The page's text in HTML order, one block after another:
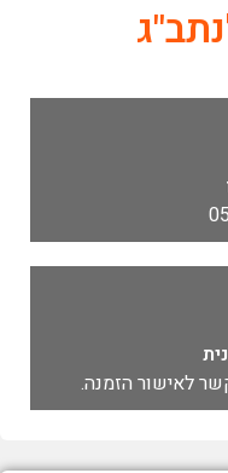
לאישור הזמנה.